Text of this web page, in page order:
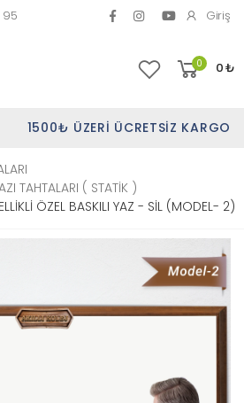
95 Giriş
0 0₺
menu
1500₺ ÜZERI ÜCRETSIZ KARGO
TAHTALARI ( STATİK )
ÖZEL BASKILI YAZ - SİL (MODEL- 2)